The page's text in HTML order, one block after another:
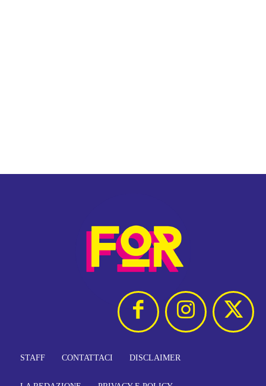
STAFF CONTATTACI DISCLAIMER